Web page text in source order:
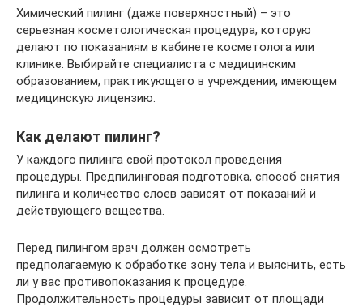
Химический пилинг (даже поверхностный) – это
серьезная косметологическая процедура, которую
делают по показаниям в кабинете косметолога или
клинике. Выбирайте специалиста с медицинским
образованием, практикующего в учреждении, имеющем
медицинскую лицензию.
Как делают пилинг?
У каждого пилинга свой протокол проведения
процедуры. Предпилинговая подготовка, способ снятия
пилинга и количество слоев зависят от показаний и
действующего вещества.
Перед пилингом врач должен осмотреть
предполагаемую к обработке зону тела и выяснить, есть
ли у вас противопоказания к процедуре.
Продолжительность процедуры зависит от площади